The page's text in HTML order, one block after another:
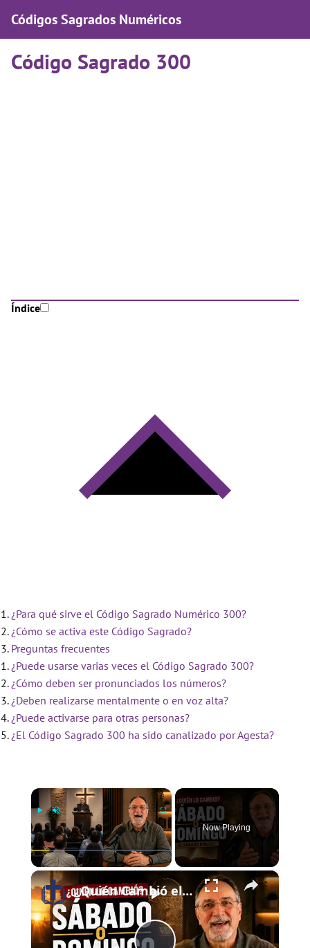
Códigos Sagrados Numéricos
Código Sagrado 300
Índice
¿Para qué sirve el Código Sagrado Numérico 300?
¿Cómo se activa este Código Sagrado?
Preguntas frecuentes
¿Puede usarse varias veces el Código Sagrado 300?
¿Cómo deben ser pronunciados los números?
¿Deben realizarse mentalmente o en voz alta?
¿Puede activarse para otras personas?
¿El Código Sagrado 300 ha sido canalizado por Agesta?
×
Play Unmute
Now Playing
×
¿Quién Cambió el Sábado al Domingo? | El Sábado Bíblico